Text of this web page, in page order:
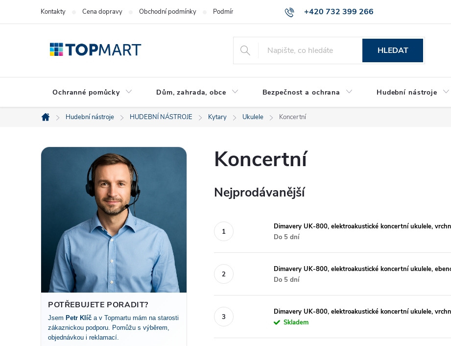
+420 732 399 266
Kontakty Cena dopravy Obchodní podmínky Podmínky ochrany osobních údajů Reklamace zboží
HLEDAT
Ochranné pomůcky Dům, zahrada, obce Bezpečnost a ochrana Hudební nástroje
Domů
Hudební nástroje HUDEBNÍ NÁSTROJE Kytary Ukulele Koncertní
P
a
n
n
POTŘEBUJETE PORADIT?
Jsem Petr Klíč a v Topmartu mám na starosti
zákaznickou podporu. Pomůžu s výběrem,
objednávkou i reklamací.
Koncertní
Nejprodávanější
Dimavery UK-800, elektroakustické koncertní ukulele,
Do 5 dní
Dimavery UK-800, elektroakustické koncertní ukulele,
Do 5 dní
Dimavery UK-800, elektroakustické koncertní ukulele,
Skladem